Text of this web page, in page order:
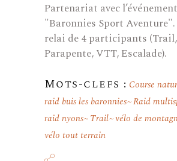
Partenariat avec
"Baronnies Sport Aventure".
relai de 4 participants (Trail,
Parapente, VTT, Escalade).
Mots-clefs : Course
raid buis les baronnies Raid
raid nyons Trail vélo de
vélo tout terrain